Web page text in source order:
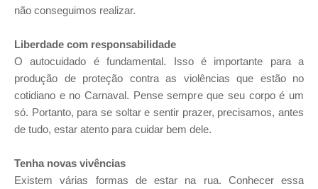
não conseguimos realizar.
Liberdade com responsabilidade
O autocuidado é fundamental. Isso é importante para a
produção de proteção contra as violências que estão no
cotidiano e no Carnaval. Pense sempre que seu corpo é um
só. Portanto, para se soltar e sentir prazer, precisamos, antes
de tudo, estar atento para cuidar bem dele.
Tenha novas vivências
Existem várias formas de estar na rua. Conhecer essa